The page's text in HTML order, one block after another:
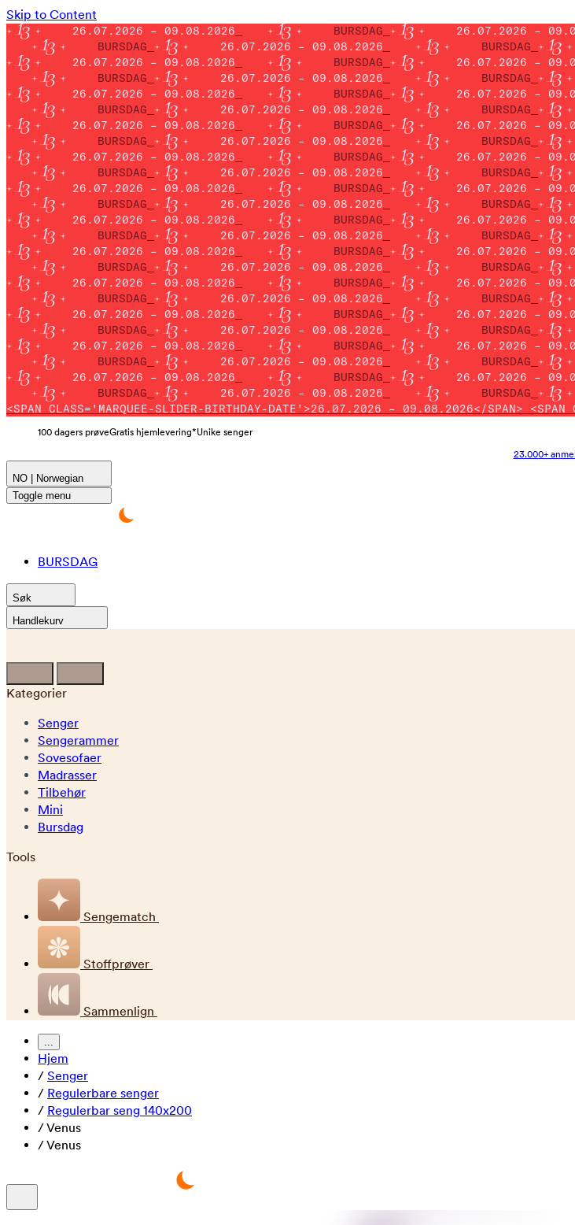
Skip to Content
26.07.2026 – 09.08.2026 BURSDAG 26.07.2026 –
BURSDAG
26.07.2026 – 09.08.2026 BURSDAG
26.07.2026 – 09.08.2026
BURSDAG 26.07.2026 –
BURSDAG
26.07.2026 – 09.08.2026 BURSDAG
26.07.2026 – 09.08.2026
BURSDAG 26.07.2026 –
BURSDAG
26.07.2026 – 09.08.2026 BURSDAG
26.07.2026 – 09.08.2026
BURSDAG 26.07.2026 –
BURSDAG
26.07.2026 – 09.08.2026 BURSDAG
26.07.2026 – 09.08.2026
BURSDAG 26.07.2026 –
BURSDAG
26.07.2026 – 09.08.2026 BURSDAG
26.07.2026 – 09.08.2026
BURSDAG 26.07.2026 –
BURSDAG
26.07.2026 – 09.08.2026 BURSDAG
26.07.2026 – 09.08.2026
BURSDAG 26.07.2026 –
BURSDAG
26.07.2026 – 09.08.2026 BURSDAG
26.07.2026 – 09.08.2026
BURSDAG 26.07.2026 –
BURSDAG
26.07.2026 – 09.08.2026 BURSDAG
26.07.2026 – 09.08.2026
BURSDAG 26.07.2026 –
BURSDAG
26.07.2026 – 09.08.2026 BURSDAG
26.07.2026 – 09.08.2026
BURSDAG 26.07.2026 –
BURSDAG
26.07.2026 – 09.08.2026 BURSDAG
26.07.2026 – 09.08.2026
BURSDAG 26.07.2026 –
BURSDAG
26.07.2026 – 09.08.2026 BURSDAG
26.07.2026 – 09.08.2026
BURSDAG 26.07.2026 –
BURSDAG
26.07.2026 – 09.08.2026 BURSDAG
<SPAN CLASS='MARQUEE-SLIDER-BIRTHDAY-DATE'>26.07.2026 – 09.08.2026</SPAN> <SPAN
100 dagers prøveGratis hjemlevering*Unike senger
23.000+
NO | Norwegian
Toggle menu
BURSDAG
Søk
Handlekurv
Kategorier
Senger
Sengerammer
Sovesofaer
Madrasser
Tilbehør
Mini
Bursdag
Tools
Sengematch
Stoffprøver
Sammenlign
...
Hjem
/ Senger
/ Regulerbare senger
/ Regulerbar seng 140x200
/Venus
/Venus